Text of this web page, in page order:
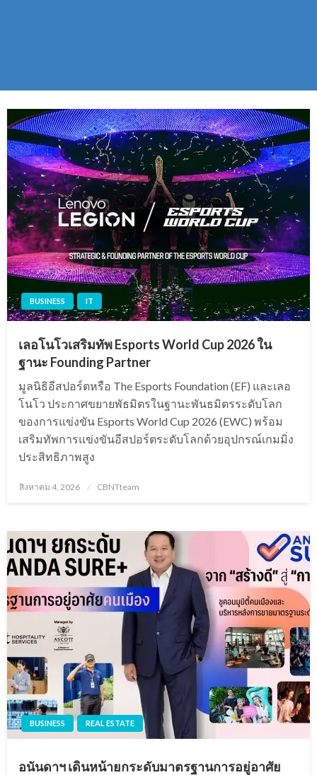
BUSINESS IT
เลอโนโวเสริมทัพ Esports World Cup 2026 ใน
ฐานะ Founding Partner
มูลนิธิอีสปอร์ตหรือ The Esports Foundation (EF) และเลอ
โนโว ประกาศขยายพัธมิตรในฐานะพันธมิตรระดับโลก
ของการแข่งขัน Esports World Cup 2026 (EWC) พร้อม
เสริมทัพการแข่งขันอีสปอร์ตระดับโลกด้วยอุปกรณ์เกมมิ่ง
ประสิทธิภาพสูง
Posted
สิงหาคม 4, 2026 CBNTteam
BUSINESS REAL ESTATE
อนันดาฯ เดินหน้ายกระดับมาตรฐานการอยู่อาศัย